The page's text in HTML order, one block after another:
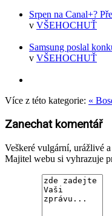
Srpen na Canal+?
v VŠEHOCHUŤ
Samsung poslal
v VŠEHOCHUŤ
Více z této kategorie: «
Zanechat komentář
Veškeré vulgární, urážlivé
Majitel webu si vyhrazuje